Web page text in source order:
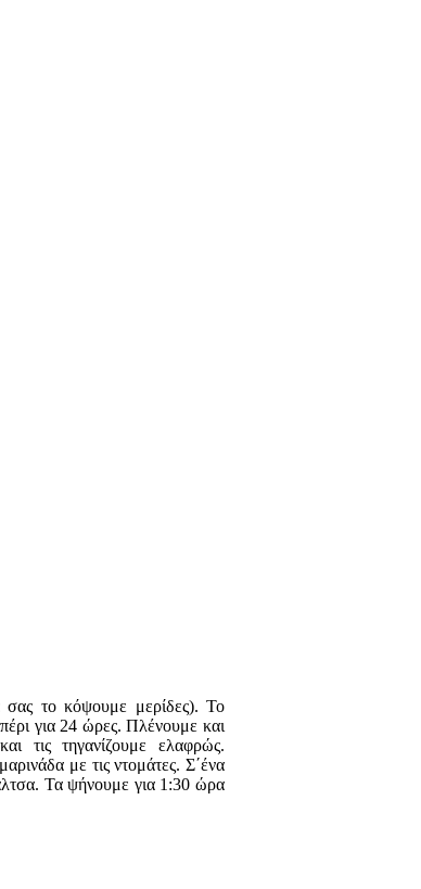
σας το κόψουμε μερίδες). Το
για 24 ώρες. Πλένουμε και
τις τηγανίζουμε ελαφρώς.
με τις ντομάτες. Σ΄ένα
Τα ψήνουμε για 1:30 ώρα